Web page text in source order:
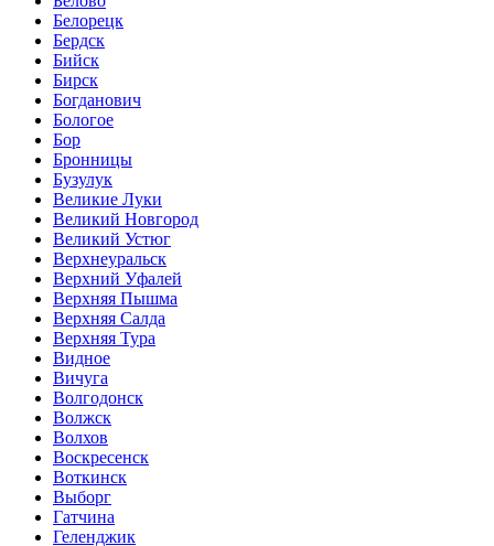
Белорецк
Бердск
Бийск
Бирск
Богданович
Бологое
Бор
Бронницы
Бузулук
Великие Луки
Великий Новгород
Великий Устюг
Верхнеуральск
Верхний Уфалей
Верхняя Пышма
Верхняя Салда
Верхняя Тура
Видное
Вичуга
Волгодонск
Волжск
Волхов
Воскресенск
Воткинск
Выборг
Гатчина
Геленджик